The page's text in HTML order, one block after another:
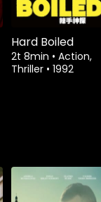
Hard Boiled
2t 8min • Action,
Thriller • 1992